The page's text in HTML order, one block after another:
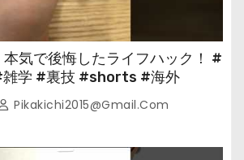
気で後悔したライフハック！ #
雑学 #裏技 #shorts #海外
Pikakichi2015@gmail.com